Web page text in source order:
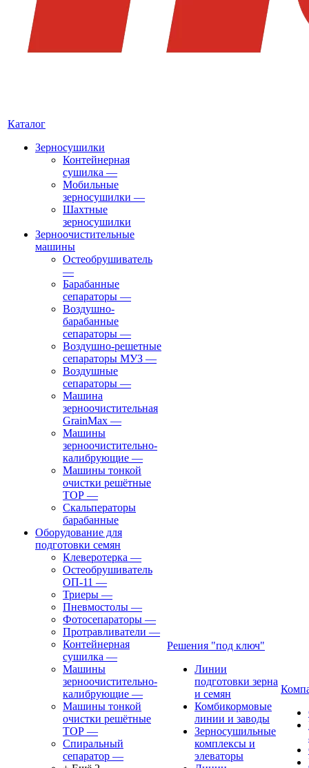
Каталог
Зерносушилки
Контейнерная
сушилка —
Мобильные
зерносушилки —
Шахтные
зерносушилки
Зерноочистительные
машины
Остеобрушиватель
—
Барабанные
сепараторы —
Воздушно-
барабанные
сепараторы —
Воздушно-решетные
сепараторы МУЗ —
Воздушные
сепараторы —
Машина
зерноочистительная
GrainMax —
Машины
зерноочистительно-
калибрующие —
Машины тонкой
очистки решётные
ТОР —
Скальператоры
барабанные
Оборудование для
подготовки семян
Клеверотерка —
Остеобрушиватель
ОП-11 —
Триеры —
Пневмостолы —
Фотосепараторы —
Протравливатели —
Контейнерная
сушилка —
Машины
зерноочистительно-
калибрующие —
Машины тонкой
очистки решётные
ТОР —
Спиральный
сепаратор —
Решения "под ключ"
Линии
подготовки зерна
и семян
Комбикормовые
линии и заводы
Зерносушильные
комплексы и
элеваторы